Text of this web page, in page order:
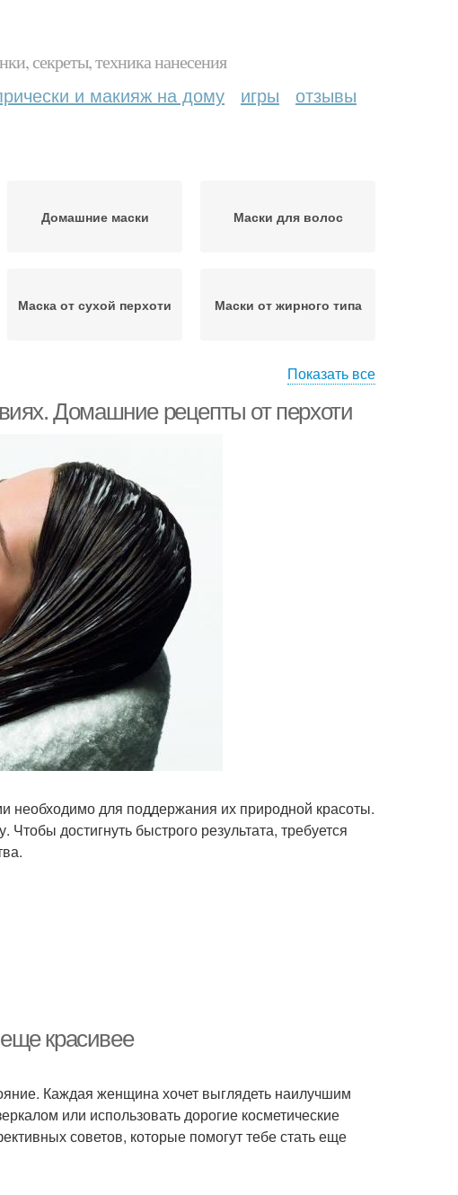
секреты, техника нанесения
и макияж на дому игры отзывы
Домашние маски Маски для волос
Маска от сухой перхоти Маски от жирного типа
Показать все
Домашние рецепты от перхоти
необходимо для поддержания их природной красоты.
достигнуть быстрого результата, требуется
красивее
Каждая женщина хочет выглядеть наилучшим
или использовать дорогие косметические
советов, которые помогут тебе стать еще